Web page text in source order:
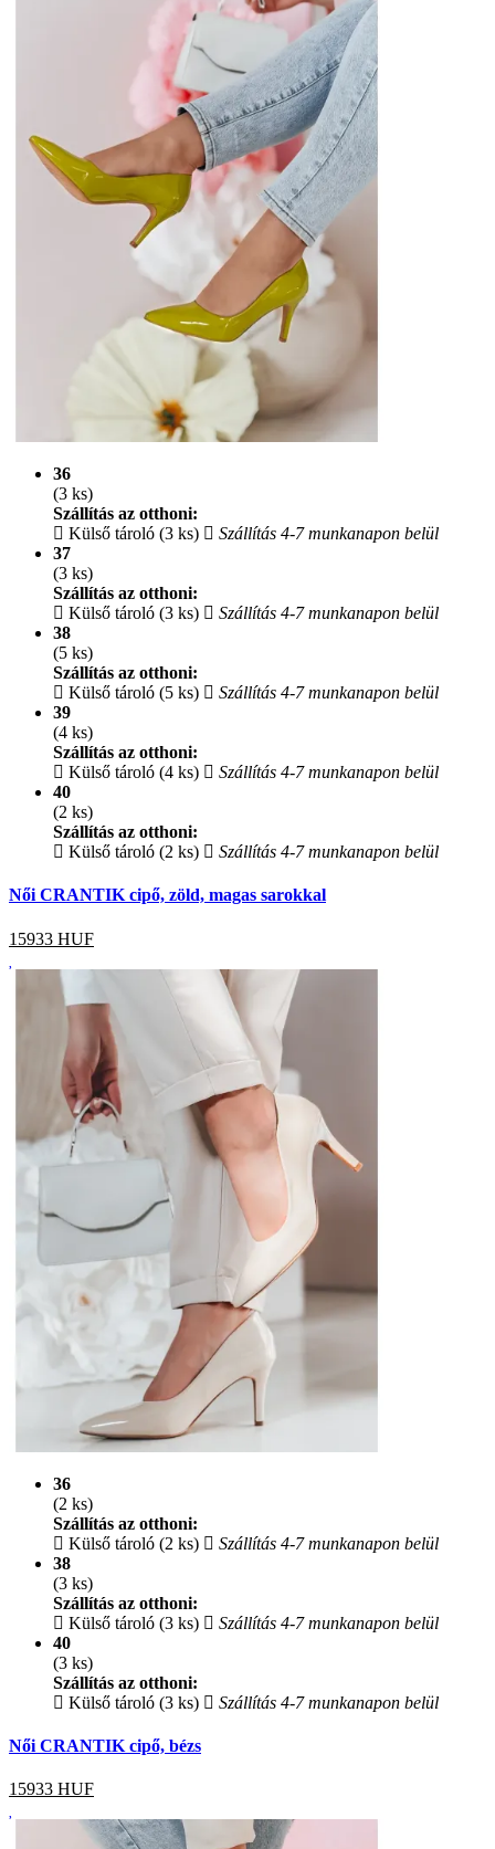
36
(3 ks)
Szállítás az otthoni:
Külső tároló (3 ks)
Szállítás 4-7 munkanapon belül
37
(3 ks)
Szállítás az otthoni:
Külső tároló (3 ks)
Szállítás 4-7 munkanapon belül
38
(5 ks)
Szállítás az otthoni:
Külső tároló (5 ks)
Szállítás 4-7 munkanapon belül
39
(4 ks)
Szállítás az otthoni:
Külső tároló (4 ks)
Szállítás 4-7 munkanapon belül
40
(2 ks)
Szállítás az otthoni:
Külső tároló (2 ks)
Szállítás 4-7 munkanapon belül
Női CRANTIK cipő, zöld, magas sarokkal
15933 HUF
36
(2 ks)
Szállítás az otthoni:
Külső tároló (2 ks)
Szállítás 4-7 munkanapon belül
38
(3 ks)
Szállítás az otthoni:
Külső tároló (3 ks)
Szállítás 4-7 munkanapon belül
40
(3 ks)
Szállítás az otthoni:
Külső tároló (3 ks)
Szállítás 4-7 munkanapon belül
Női CRANTIK cipő, bézs
15933 HUF